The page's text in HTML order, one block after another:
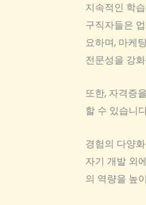
지속적인 학
구직자들은
요하며, 마케
전문성을 강
또한, 자격증
할 수 있습니
경험의 다양화
자기 개발 외
의 역량을 높